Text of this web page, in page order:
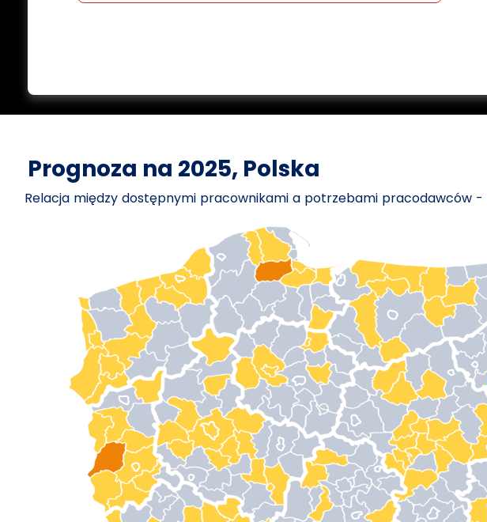
Prognoza na 2025, Polska
Relacja między dostępnymi pracownikami a potrzebami pracodawców -